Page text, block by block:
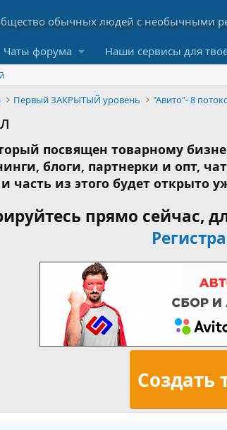
Чаты форума Наши сервисы для
Первый ЗАКРЫТЫЙ уровень
посвящен товарному
блоги, партнерки и опт,
часть из этого будет открыто
прямо сейчас,
Создать